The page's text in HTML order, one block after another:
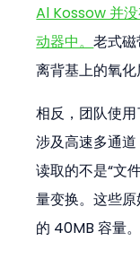
Al Kossow 并
动器中。老式
离背基上的氧化
相反，团队使
涉及高速多通
读取的不是“文
量变换。这些
的 40MB 容量。